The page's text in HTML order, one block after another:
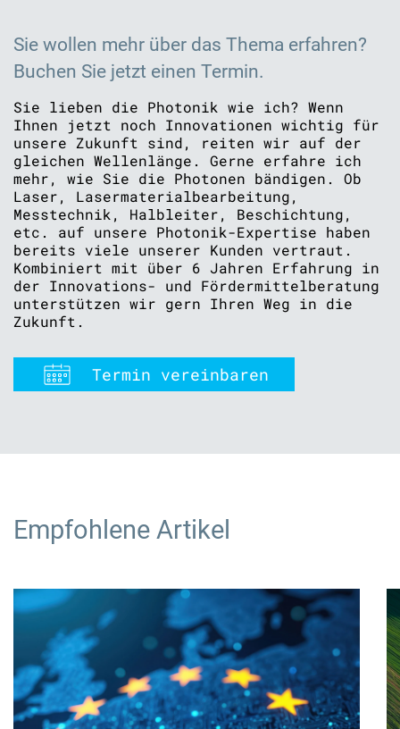
Sie wollen mehr über das Thema erfahren?
Buchen Sie jetzt einen Termin.
Sie lieben die Photonik wie ich? Wenn
Ihnen jetzt noch Innovationen wichtig für
unsere Zukunft sind, reiten wir auf der
gleichen Wellenlänge. Gerne erfahre ich
mehr, wie Sie die Photonen bändigen. Ob
Laser, Lasermaterialbearbeitung,
Messtechnik, Halbleiter, Beschichtung,
etc. auf unsere Photonik-Expertise haben
bereits viele unserer Kunden vertraut.
Kombiniert mit über 6 Jahren Erfahrung in
der Innovations- und Fördermittelberatung
unterstützen wir gern Ihren Weg in die
Zukunft.
Termin vereinbaren
Empfohlene Artikel